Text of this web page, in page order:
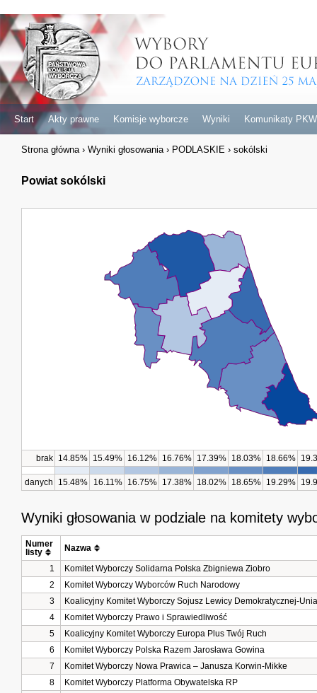
Start Akty prawne Komisje wyborcze Wyniki Komunikaty PKW
Strona główna › Wyniki głosowania › PODLASKIE › sokólski
Powiat sokólski
brak 14.85% 15.49% 16.12% 16.76% 17.39% 18.03% 18.66%
danych 15.48% 16.11% 16.75% 17.38% 18.02% 18.65% 19.29%
Wyniki głosowania w podziale na komitety
Numer
listy
Nazwa
1
Komitet Wyborczy Solidarna Polska Zbigniewa Ziobro
2
Komitet Wyborczy Wyborców Ruch Narodowy
3
Koalicyjny Komitet Wyborczy Sojusz Lewicy Demokratycznej-
4
Komitet Wyborczy Prawo i Sprawiedliwość
5
Koalicyjny Komitet Wyborczy Europa Plus Twój Ruch
6
Komitet Wyborczy Polska Razem Jarosława Gowina
7
Komitet Wyborczy Nowa Prawica – Janusza Korwin-Mikke
8
Komitet Wyborczy Platforma Obywatelska RP